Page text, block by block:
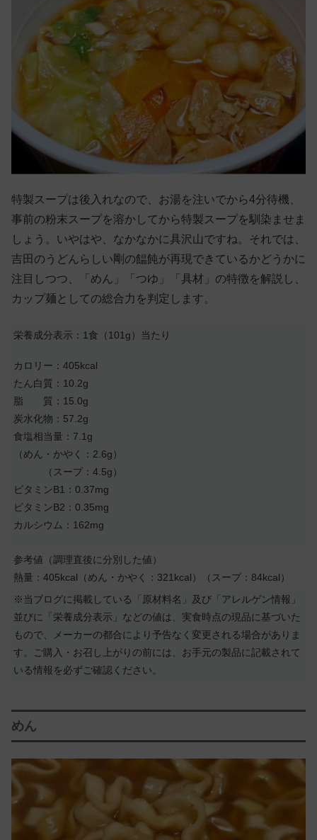
特製スープは後入れなので、お湯を注いでから4分待機、
事前の粉末スープを溶かしてから特製スープを馴染ませま
しょう。いやはや、なかなかに具沢山ですね。それでは、
吉田のうどんらしい剛の饂飩が再現できているかどうかに
注目しつつ、「めん」「つゆ」「具材」の特徴を解説し、
カップ麺としての総合力を判定します。
栄養成分表示：1食（101g）当たり
カロリー：405kcal
たん白質：10.2g
脂 質：15.0g
炭水化物：57.2g
食塩相当量：7.1g
（めん・かやく：2.6g）
（スープ：4.5g）
ビタミンB1：0.37mg
ビタミンB2：0.35mg
カルシウム：162mg
参考値（調理直後に分別した値）
熱量：405kcal（めん・かやく：321kcal）（スープ：84kcal）
※当ブログに掲載している「原材料名」及び「アレルゲン情報」
並びに「栄養成分表示」などの値は、実食時点の現品に基づいた
もので、メーカーの都合により予告なく変更される場合がありま
す。ご購入・お召し上がりの前には、お手元の製品に記載されて
いる情報を必ずご確認ください。
めん